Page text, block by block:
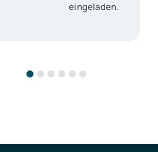
eingeladen.